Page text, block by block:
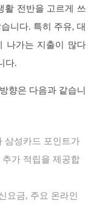
활 전반을 고르게 쓰
니다. 특히 주유, 대
나가는 지출이 많다
다.
향은 다음과 같습니
삼성카드 포인트가
가 적립을 제공합
요금, 주요 온라인